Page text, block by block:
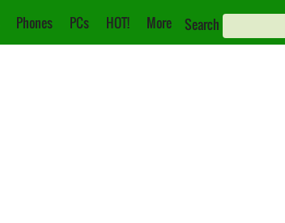
Phones PCs HOT! More Search